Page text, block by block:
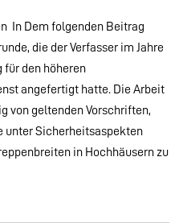
 In Dem folgenden Beitrag
die der Verfasser im Jahre
für den höheren
angefertigt hatte. Die Arbeit
von geltenden Vorschriften,
unter Sicherheitsaspekten
in Hochhäusern zu